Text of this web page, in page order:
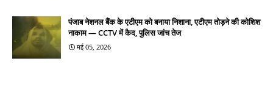
पंजाब नेशनल बैंक के एटीएम को बनाया निशाना, एटीएम तोड़ने की कोशिश
नाकाम — CCTV में कैद, पुलिस जांच तेज
मई 05, 2026